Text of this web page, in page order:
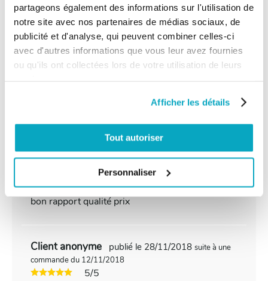
partageons également des informations sur l'utilisation de
notre site avec nos partenaires de médias sociaux, de
publicité et d'analyse, qui peuvent combiner celles-ci
avec d'autres informations que vous leur avez fournies
ou qu'ils ont collectées lors de votre utilisation de leurs
Afficher les détails
Tout autoriser
Personnaliser
(OXIBD) est bien compatible avec mon
installation
Client anonymepublié le 29/12/2018 suite à une
Client anonymepublié le 01/12/2018 suite à une
commande du 16/11/2018
5/5
bon rapport qualité prix
Client anonyme publié le 28/11/2018 suite à une
commande du 12/11/2018
5/5